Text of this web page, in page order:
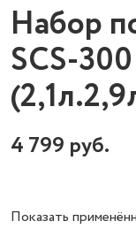
Набор
SCS-300
4 799 руб.
Показать